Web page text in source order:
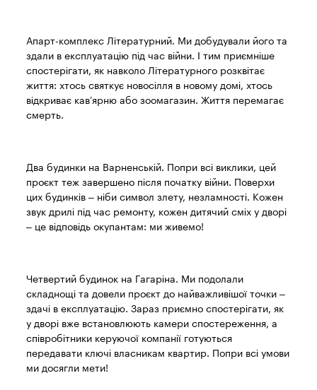
Апарт-комплекс Літературний. Ми добудували його та
здали в експлуатацію під час війни. І тим приємніше
спостерігати, як навколо Літературного розквітає
життя: хтось святкує новосілля в новому домі, хтось
відкриває кав’ярню або зоомагазин. Життя перемагає
смерть.
Два будинки на Варненській. Попри всі виклики, цей
проєкт теж завершено після початку війни. Поверхи
цих будинків – ніби символ злету, незламності. Кожен
звук дрилі під час ремонту, кожен дитячий сміх у дворі
– це відповідь окупантам: ми живемо!
Четвертий будинок на Гагаріна. Ми подолали
складнощі та довели проєкт до найважливішої точки –
здачі в експлуатацію. Зараз приємно спостерігати, як
у дворі вже встановлюють камери спостереження, а
співробітники керуючої компанії готуються
передавати ключі власникам квартир. Попри всі умови
ми досягли мети!